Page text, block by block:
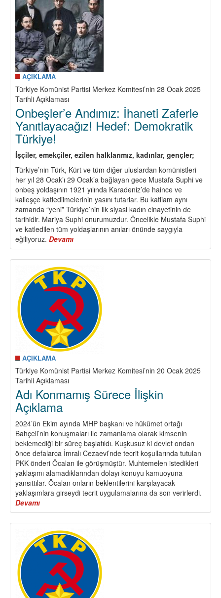
AÇIKLAMA
Türkiye Komünist Partisi Merkez Komitesi’nin 28 Ocak 2025
Tarihli Açıklaması
Onbeşler’e Andımız: İhaneti Zaferle
Yanıtlayacağız! Hedef: Demokratik
Türkiye!
İşçiler, emekçiler, ezilen halklarımız, kadınlar, gençler;
Türkiye’nin Türk, Kürt ve tüm diğer uluslardan komünistleri
her yıl 28 Ocak’ı 29 Ocak’a bağlayan gece Mustafa Suphi ve
onbeş yoldaşının 1921 yılında Karadeniz’de haince ve
kalleşçe katledilmelerinin yasını tutarlar. Bu katliam aynı
zamanda “yeni” Türkiye’nin ilk siyasi kadın cinayetinin de
tarihidir. Mariya Suphi onurumuzdur. Öncelikle Mustafa Suphi
ve katledilen tüm yoldaşlarının anıları önünde saygıyla
eğiliyoruz. Devamı
Onbeşler’e
Andımız:
İhaneti
Zaferle
Yanıtlayacağız!
Hedef:
Demokratik
Türkiye!
AÇIKLAMA
Türkiye Komünist Partisi Merkez Komitesi’nin 20 Ocak 2025
Tarihli Açıklaması
Adı Konmamış Sürece İlişkin
Açıklama
2024’ün Ekim ayında MHP başkanı ve hükümet ortağı
Bahçeli’nin konuşmaları ile zamanlama olarak kimsenin
beklemediği bir süreç başlatıldı. Kuşkusuz ki devlet ondan
önce defalarca İmralı Cezaevi’nde tecrit koşullarında tutulan
PKK önderi Öcalan ile görüşmüştür. Muhtemelen istedikleri
yaklaşımı alamadıklarından dolayı konuyu kamuoyuna
yansıttılar. Öcalan onların beklentilerini karşılayacak
yaklaşımlara girseydi tecrit uygulamalarına da son verirlerdi.
Devamı
Adı
Konmamış
Sürece
İlişkin
Açıklama